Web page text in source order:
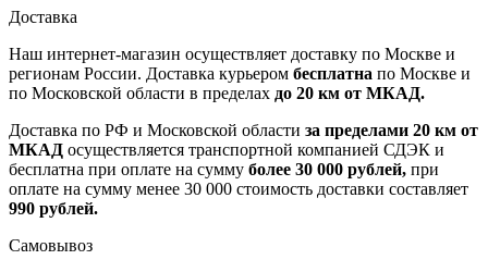
Доставка
Наш интернет-магазин осуществляет доставку по Москве и
регионам России. Доставка курьером бесплатна по Москве и
по Московской области в пределах до 20 км от МКАД.
Доставка по РФ и Московской области за пределами 20 км от
МКАД осуществляется транспортной компанией СДЭК и
бесплатна при оплате на сумму более 30 000 рублей, при
оплате на сумму менее 30 000 стоимость доставки составляет
990 рублей.
Самовывоз